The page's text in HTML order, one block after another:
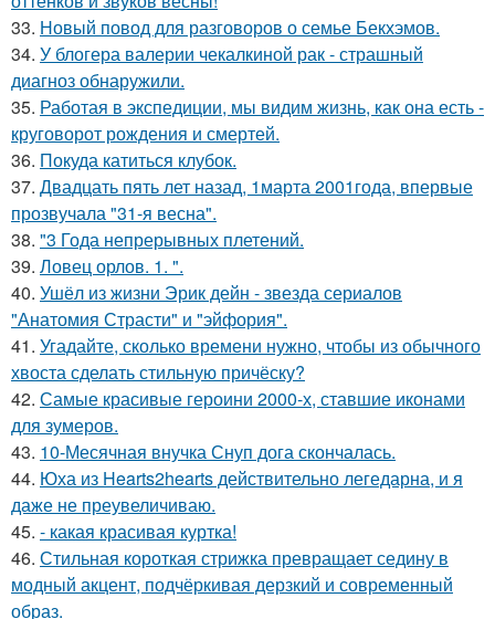
33. Новый повод для разговоров о семье Бекхэмов.
34. У блогера валерии чекалкиной рак - страшный
диагноз обнаружили.
35. Работая в экспедиции, мы видим жизнь, как она есть -
круговорот рождения и смертей.
36. Покуда катиться клубок.
37. Двадцать пять лет назад, 1марта 2001года, впервые
прозвучала "31-я весна".
38. "3 Года непрерывных плетений.
39. Ловец орлов. 1. ".
40. Ушёл из жизни Эрик дейн - звезда сериалов
"Анатомия Страсти" и "эйфория".
41. Угадайте, сколько времени нужно, чтобы из обычного
хвоста сделать стильную причёску?
42. Самые красивые героини 2000-х, ставшие иконами
для зумеров.
43. 10-Месячная внучка Снуп дога скончалась.
44. Юха из Hearts2hearts действительно легедарна, и я
даже не преувеличиваю.
45. - какая красивая куртка!
46. Стильная короткая стрижка превращает седину в
модный акцент, подчёркивая дерзкий и современный
образ.